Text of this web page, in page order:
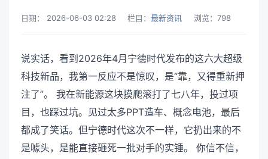
日期： 2026-06-03 02:28 栏目： 最新资讯 浏览： 798
说实话，看到2026年4月宁德时代发布的这六大超级
科技新品，我第一反应不是惊叹，是“靠，又得重新押
注了”。 我在新能源这块摸爬滚打了七八年，投过项
目，也踩过坑。见过太多PPT造车、概念电池，最后
都成了笑话。但宁德时代这次不一样，它扔出来的不
是噱头，是能直接砸死一批对手的实锤。 你信不信，